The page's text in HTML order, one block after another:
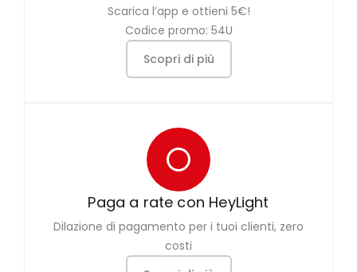
Scarica l’app e ottieni 5€!
Codice promo: 54U
Scopri di più
Paga a rate con HeyLight
Dilazione di pagamento per i tuoi clienti, zero
costi